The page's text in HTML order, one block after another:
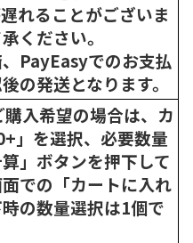
れることがございま
ください。
PayEasyでのお支払
の発送となります。
入希望の場合は、カ
」を選択、必要数量
」ボタンを押下して
での「カートに入れ
の数量選択は1個で